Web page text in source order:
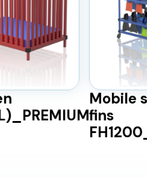
Mobile
fins